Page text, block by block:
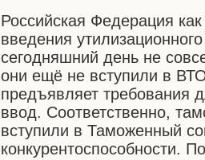
Российская Федерация
введения
сегодняшний день не
они ещё не вступили в
предъявляет требования
ввод. Соответственно,
вступили в Таможенный
конкурентоспособности.